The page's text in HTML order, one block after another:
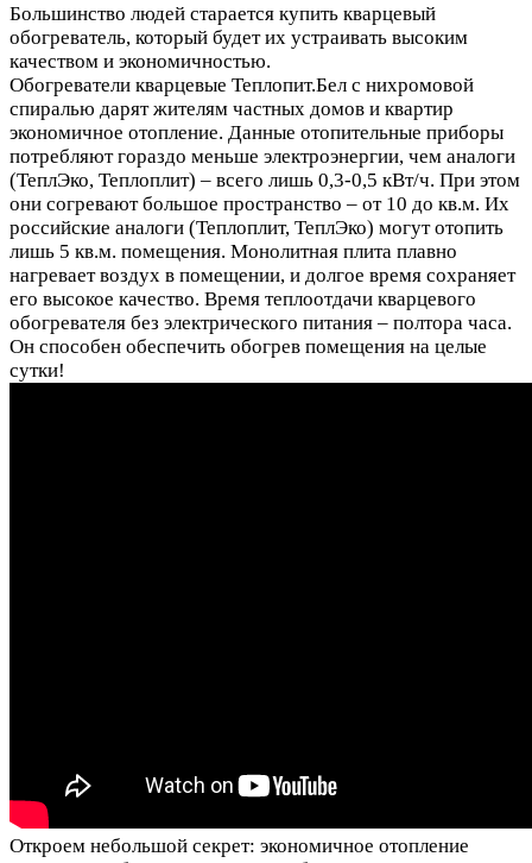
Большинство людей старается купить кварцевый
обогреватель, который будет их устраивать высоким
качеством и экономичностью.
Обогреватели кварцевые Теплопит.Бел с нихромовой
спиралью дарят жителям частных домов и квартир
экономичное отопление. Данные отопительные приборы
потребляют гораздо меньше электроэнергии, чем аналоги
(ТеплЭко, Теплоплит) – всего лишь 0,3-0,5 кВт/ч. При этом
они согревают большое пространство – от 10 до кв.м. Их
российские аналоги (Теплоплит, ТеплЭко) могут отопить
лишь 5 кв.м. помещения. Монолитная плита плавно
нагревает воздух в помещении, и долгое время сохраняет
его высокое качество. Время теплоотдачи кварцевого
обогревателя без электрического питания – полтора часа.
Он способен обеспечить обогрев помещения на целые
сутки!
Откроем небольшой секрет: экономичное отопление